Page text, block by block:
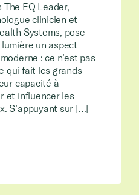
The EQ Leader,
clinicien et
Systems, pose
un aspect
: ce n’est pas
qui fait les grands
capacité à
et influencer les
S’appuyant sur […]